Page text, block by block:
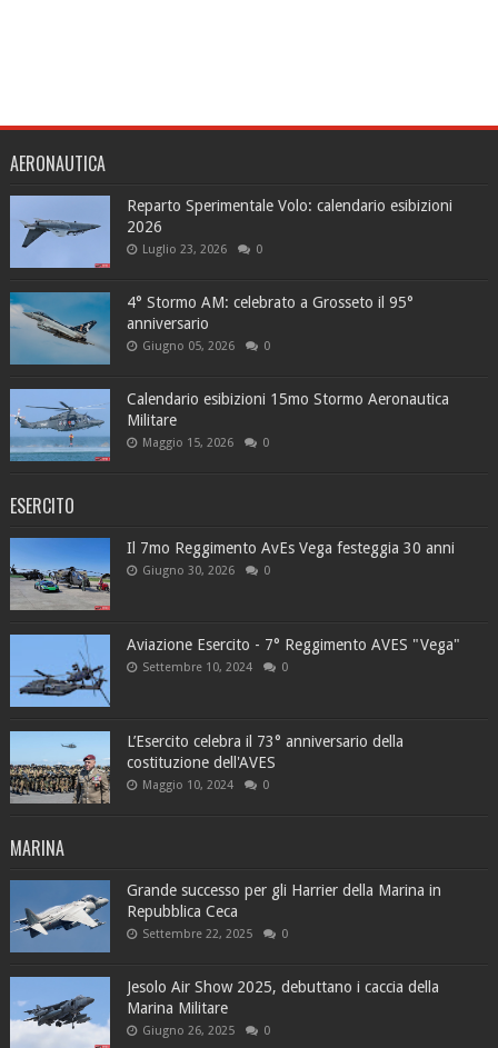
AERONAUTICA
Reparto Sperimentale Volo: calendario esibizioni
2026
Luglio 23, 2026 0
4° Stormo AM: celebrato a Grosseto il 95°
anniversario
Giugno 05, 2026 0
Calendario esibizioni 15mo Stormo Aeronautica
Militare
Maggio 15, 2026 0
ESERCITO
Il 7mo Reggimento AvEs Vega festeggia 30 anni
Giugno 30, 2026 0
Aviazione Esercito - 7° Reggimento AVES "Vega"
Settembre 10, 2024 0
L’Esercito celebra il 73° anniversario della
costituzione dell'AVES
Maggio 10, 2024 0
MARINA
Grande successo per gli Harrier della Marina in
Repubblica Ceca
Settembre 22, 2025 0
Jesolo Air Show 2025, debuttano i caccia della
Marina Militare
Giugno 26, 2025 0